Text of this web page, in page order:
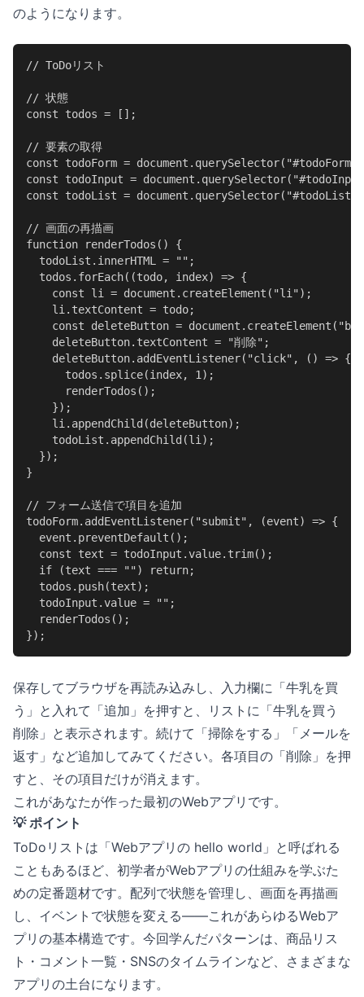
のようになります。
// ToDoリスト
// 状態
const todos = [];
// 要素の取得
const todoForm =
const todoInput =
const todoList =
// 画面の再描画
function renderTodos() {
  todoList.innerHTML = "";
  todos.forEach((todo, index) => {
    const li = document.createElement("li");
    li.textContent = todo;
const deleteButton =
    deleteButton.textContent = "削除";
    deleteButton.addEventListener("click", () => {
      todos.splice(index, 1);
      renderTodos();
    });
    li.appendChild(deleteButton);
    todoList.appendChild(li);
  });
}
// フォーム送信で項目を追加
todoForm.addEventListener("submit", (event) => {
  event.preventDefault();
  const text = todoInput.value.trim();
  if (text === "") return;
  todos.push(text);
  todoInput.value = "";
  renderTodos();
});
保存してブラウザを再読み込みし、入力欄に「牛乳を買
う」と入れて「追加」を押すと、リストに「牛乳を買う
削除」と表示されます。続けて「掃除をする」「メールを
返す」など追加してみてください。各項目の「削除」を押
すと、その項目だけが消えます。
これがあなたが作った最初のWebアプリです。
💡 ポイント
ToDoリストは「Webアプリの hello world」と呼ばれる
こともあるほど、初学者がWebアプリの仕組みを学ぶた
めの定番題材です。配列で状態を管理し、画面を再描画
し、イベントで状態を変える——これがあらゆるWebア
プリの基本構造です。今回学んだパターンは、商品リス
ト・コメント一覧・SNSのタイムラインなど、さまざまな
アプリの土台になります。